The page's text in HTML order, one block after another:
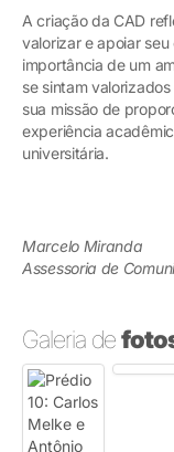
A criação da CAD
valorizar e apoiar
importância de um
se sintam
sua missão de
experiência
universitária.
Marcelo Miranda
Assessoria de
Galeria de